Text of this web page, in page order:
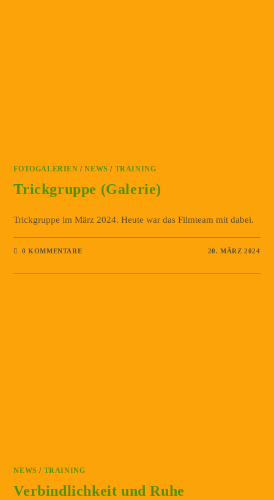
FOTOGALERIEN /NEWS / TRAINING
Trickgruppe (Galerie)
Trickgruppe im März 2024. Heute war das Filmteam mit dabei.
0 KOMMENTARE 20. MÄRZ 2024
NEWS / TRAINING
Verbindlichkeit und Ruhe